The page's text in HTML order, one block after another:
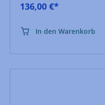
136,00 €*
In den Warenkorb